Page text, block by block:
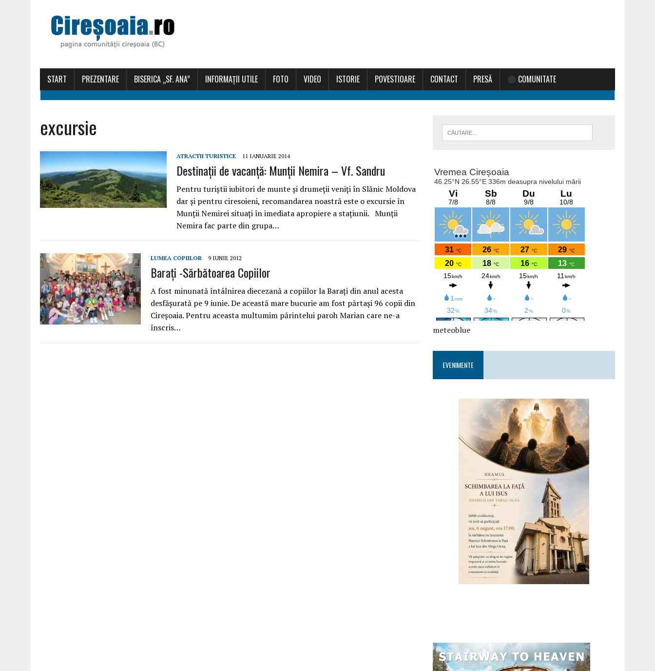
START PREZENTARE BISERICA „SF. ANA” INFORMAȚII UTILE FOTO VIDEO ISTORIE POVESTIOARE CONTACT PRESĂ COMUNITATE
excursie
ATRACTII TURISTICE 11 IANUARIE 2014
Destinaţii de vacanţă: Munţii Nemira – Vf. Sandru
Pentru turiştii iubitori de munte şi drumeţii veniţi în Slănic Moldova
dar şi pentru ciresoieni, recomandarea noastră este o excursie în
Munţii Nemirei situaţi în imediata apropiere a staţiunii. Munţii
Nemira fac parte din grupa…
LUMEA COPIILOR 9 IUNIE 2012
Barați -Sărbătoarea Copiilor
A fost minunată întâlnirea diecezană a copiilor la Barați din anul acesta
desfășurată pe 9 iunie. De această mare bucurie am fost părtași 96 copii din
Cireșoaia. Pentru aceasta multumim părintelui paroh Marian care ne-a
înscris…
meteoblue
EVENIMENTE